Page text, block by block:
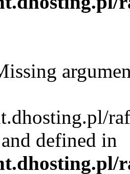
defined in